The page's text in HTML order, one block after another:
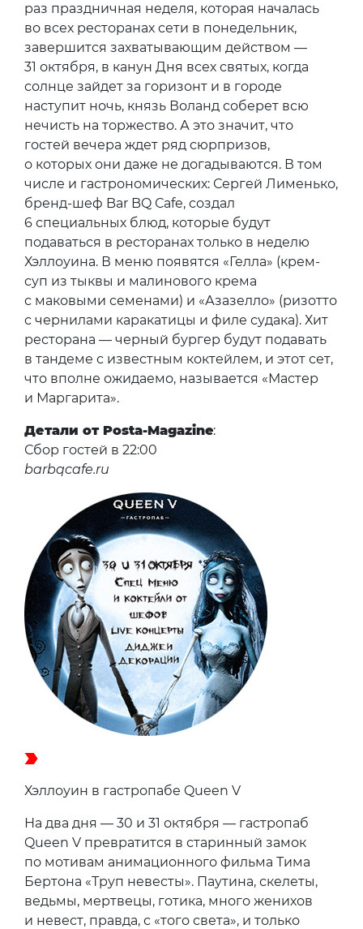
раз праздничная неделя, которая началась
во всех ресторанах сети в понедельник,
завершится захватывающим действом —
31 октября, в канун Дня всех святых, когда
солнце зайдет за горизонт и в городе
наступит ночь, князь Воланд соберет всю
нечисть на торжество. А это значит, что
гостей вечера ждет ряд сюрпризов,
о которых они даже не догадываются. В том
числе и гастрономических: Сергей Лименько,
бренд-шеф Bar BQ Сafe, создал
6 специальных блюд, которые будут
подаваться в ресторанах только в неделю
Хэллоуина. В меню появятся «Гелла» (крем-
суп из тыквы и малинового крема
с маковыми семенами) и «Азазелло» (ризотто
с чернилами каракатицы и филе судака). Хит
ресторана — черный бургер будут подавать
в тандеме с известным коктейлем, и этот сет,
что вполне ожидаемо, называется «Мастер
и Маргарита».
Детали от Posta-Magazine:
Сбор гостей в 22:00
barbqcafe.ru
Хэллоуин в гастропабе Queen V
На два дня — 30 и 31 октября — гастропаб
Queen V превратится в старинный замок
по мотивам анимационного фильма Тима
Бертона «Труп невесты». Паутина, скелеты,
ведьмы, мертвецы, готика, много женихов
и невест, правда, с «того света», и только